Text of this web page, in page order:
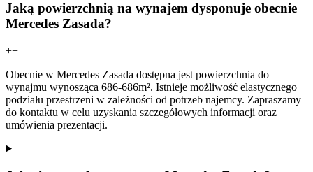
Jaką powierzchnią na wynajem dysponuje obecnie
Mercedes Zasada?
+−
Obecnie w Mercedes Zasada dostępna jest powierzchnia do
wynajmu wynosząca 686-686m². Istnieje możliwość elastycznego
podziału przestrzeni w zależności od potrzeb najemcy. Zapraszamy
do kontaktu w celu uzyskania szczegółowych informacji oraz
umówienia prezentacji.